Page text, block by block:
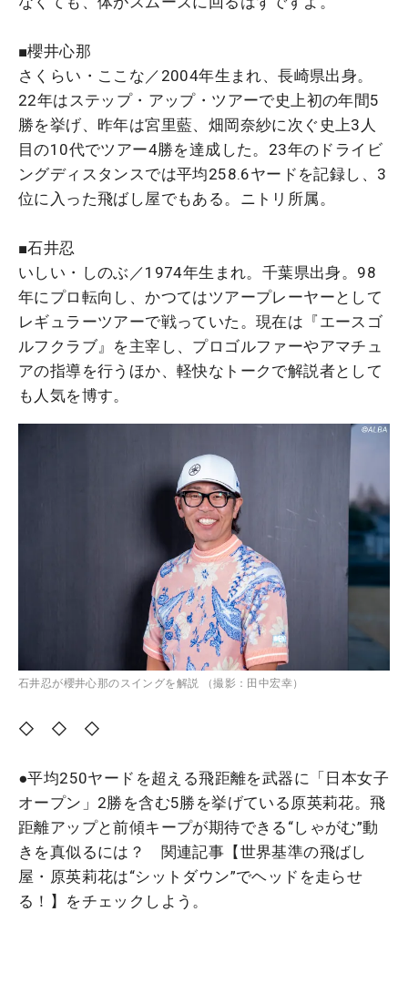
■櫻井心那
さくらい・ここな／2004年生まれ、長崎県出身。
22年はステップ・アップ・ツアーで史上初の年間5
勝を挙げ、昨年は宮里藍、畑岡奈紗に次ぐ史上3人
目の10代でツアー4勝を達成した。23年のドライビ
ングディスタンスでは平均258.6ヤードを記録し、3
位に入った飛ばし屋でもある。ニトリ所属。
■石井忍
いしい・しのぶ／1974年生まれ。千葉県出身。98
年にプロ転向し、かつてはツアープレーヤーとして
レギュラーツアーで戦っていた。現在は『エースゴ
ルフクラブ』を主宰し、プロゴルファーやアマチュ
アの指導を行うほか、軽快なトークで解説者として
も人気を博す。
石井忍が櫻井心那のスイングを解説 （撮影：田中宏幸）
◇ ◇ ◇
●平均250ヤードを超える飛距離を武器に「日本女子
オープン」2勝を含む5勝を挙げている原英莉花。飛
距離アップと前傾キープが期待できる“しゃがむ”動
きを真似るには？ 関連記事【世界基準の飛ばし
屋・原英莉花は“シットダウン”でヘッドを走らせ
る！】をチェックしよう。